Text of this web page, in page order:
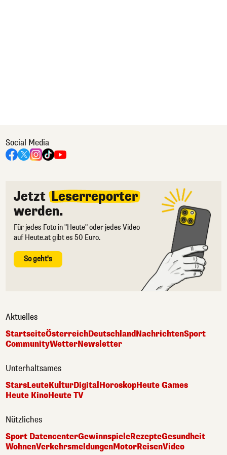
Social Media
Jetzt Leserreporter
werden.
Für jedes Foto in "Heute" oder jedes Video
auf Heute.at gibt es 50 Euro.
So geht's
Aktuelles
StartseiteÖsterreichDeutschlandNachrichtenSport
CommunityWetterNewsletter
Unterhaltsames
StarsLeuteKulturDigitalHoroskopHeute Games
Heute KinoHeute TV
Nützliches
Sport DatencenterGewinnspieleRezepteGesundheit
WohnenVerkehrsmeldungenMotorReisenVideo